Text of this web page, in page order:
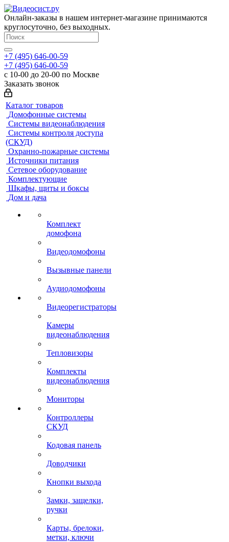
Онлайн-заказы в нашем интернет-магазине принимаются
круглосуточно, без выходных.
+7 (495) 646-00-59
+7 (495) 646-00-59
с 10-00 до 20-00 по Москве
Заказать звонок
Каталог товаров
Домофонные системы
Системы видеонаблюдения
Системы контроля доступа
(СКУД)
Охранно-пожарные системы
Источники питания
Сетевое оборудование
Комплектующие
Шкафы, щиты и боксы
Дом и дача
Комплект
домофона
Видеодомофоны
Вызывные панели
Аудиодомофоны
Видеорегистраторы
Камеры
видеонаблюдения
Тепловизоры
Комплекты
видеонаблюдения
Мониторы
Контроллеры
СКУД
Кодовая панель
Доводчики
Кнопки выхода
Замки, защелки,
ручки
Карты, брелоки,
метки, ключи